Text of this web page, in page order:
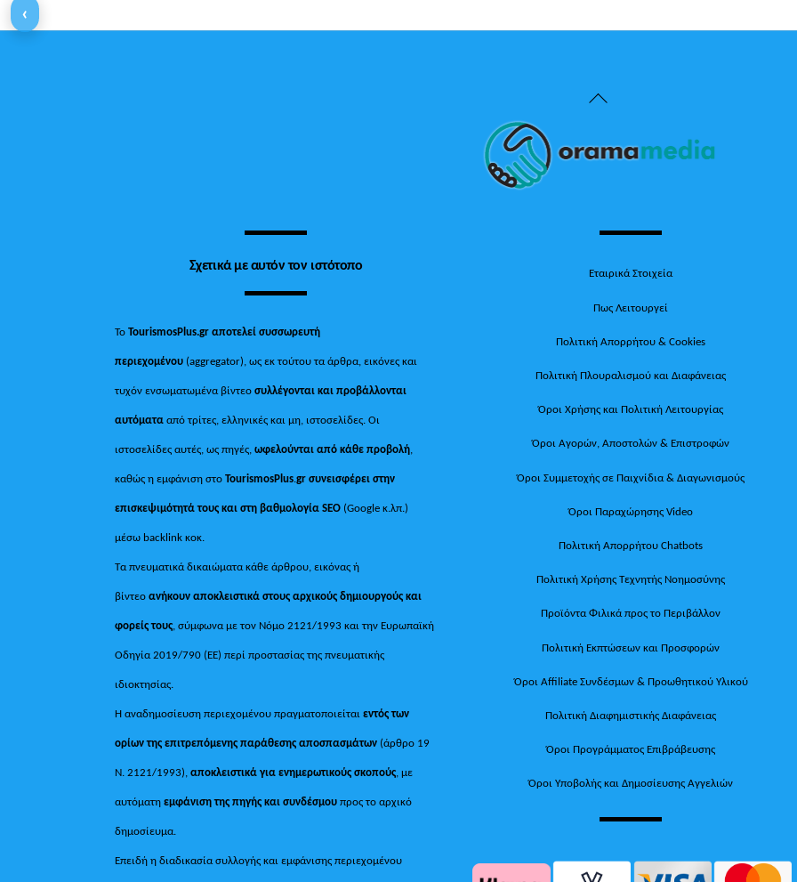
Back
Top
Σχετικά με αυτόν τον ιστότοπο
ΤοTourismosPlus.gr αποτελεί συσσωρευτή
περιεχομένου (aggregator), ως εκ τούτου τα άρθρα, εικόνες και
τυχόν ενσωματωμένα βίντεοσυλλέγονται και προβάλλονται
αυτόματααπό τρίτες, ελληνικές και μη, ιστοσελίδες. Οι
ιστοσελίδες αυτές, ως πηγές,ωφελούνται από κάθε προβολή,
καθώς η εμφάνιση στοTourismosPlus.gr συνεισφέρει στην
επισκεψιμότητά τους και στη βαθμολογία SEO (Google κ.λπ.)
μέσω backlink κοκ.
Τα πνευματικά δικαιώματα κάθε άρθρου, εικόνας ή
βίντεοανήκουν αποκλειστικά στους αρχικούς δημιουργούς και
φορείς τους, σύμφωνα με τον Νόμο 2121/1993 και την Ευρωπαϊκή
Οδηγία 2019/790 (ΕΕ) περί προστασίας της πνευματικής
ιδιοκτησίας.
Η αναδημοσίευση περιεχομένου πραγματοποιείταιεντός των
ορίων της επιτρεπόμενης παράθεσης αποσπασμάτων (άρθρο 19
Ν. 2121/1993), αποκλειστικά για ενημερωτικούς σκοπούς, με
αυτόματηεμφάνιση της πηγής και συνδέσμου προς το αρχικό
δημοσίευμα.
Επειδή η διαδικασία συλλογής και εμφάνισης περιεχομένου
Εταιρικά Στοιχεία
Πως Λειτουργεί
Πολιτική Απορρήτου & Cookies
Πολιτική Πλουραλισμού και Διαφάνειας
Όροι Χρήσης και Πολιτική Λειτουργίας
Όροι Αγορών, Αποστολών & Επιστροφών
Όροι Συμμετοχής σε Παιχνίδια & Διαγωνισμούς
Όροι Παραχώρησης Video
Πολιτική Απορρήτου Chatbots
Πολιτική Χρήσης Τεχνητής Νοημοσύνης
Προϊόντα Φιλικά προς το Περιβάλλον
Πολιτική Εκπτώσεων και Προσφορών
Όροι Affiliate Συνδέσμων & Προωθητικού Υλικού
Πολιτική Διαφημιστικής Διαφάνειας
Όροι Προγράμματος Επιβράβευσης
Όροι Υποβολής και Δημοσίευσης Αγγελιών
‹